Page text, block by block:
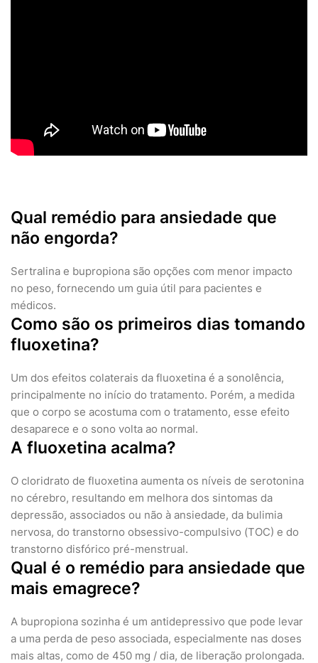
Qual remédio para ansiedade que
não engorda?
Sertralina e bupropiona são opções com menor impacto
no peso, fornecendo um guia útil para pacientes e
médicos.
Como são os primeiros dias tomando
fluoxetina?
Um dos efeitos colaterais da fluoxetina é a sonolência,
principalmente no início do tratamento. Porém, a medida
que o corpo se acostuma com o tratamento, esse efeito
desaparece e o sono volta ao normal.
A fluoxetina acalma?
O cloridrato de fluoxetina aumenta os níveis de serotonina
no cérebro, resultando em melhora dos sintomas da
depressão, associados ou não à ansiedade, da bulimia
nervosa, do transtorno obsessivo-compulsivo (TOC) e do
transtorno disfórico pré-menstrual.
Qual é o remédio para ansiedade que
mais emagrece?
A bupropiona sozinha é um antidepressivo que pode levar
a uma perda de peso associada, especialmente nas doses
mais altas, como de 450 mg / dia, de liberação prolongada.